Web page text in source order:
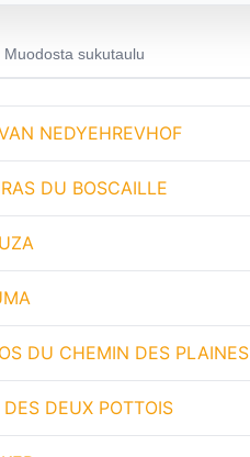
Muodosta sukutaulu
NEDYEHREVHOF
DU BOSCAILLE
DU CHEMIN DES PLAINES
DES DEUX POTTOIS